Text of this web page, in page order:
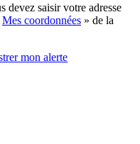
devez saisir votre adresse
Mes coordonnées » de la
mon alerte